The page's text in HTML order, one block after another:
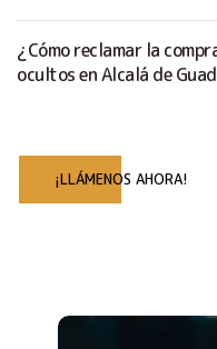
¿Cómo reclamar la
ocultos en Alcalá de
¡LLÁMENOS AHORA!